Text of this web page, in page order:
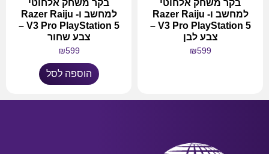
בקר משחק אלחוטי
למחשב ו- Razer Raiju
V3 Pro PlayStation 5 –
צבע לבן
₪599
בקר משחק אלחוטי
למחשב ו- Razer Raiju
V3 Pro PlayStation 5 –
צבע שחור
₪599
הוספה לסל